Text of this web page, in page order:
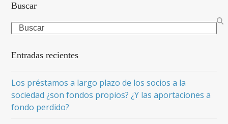
Buscar
Search
Entradas recientes
Los préstamos a largo plazo de los socios a la
sociedad ¿son fondos propios? ¿Y las aportaciones a
fondo perdido?